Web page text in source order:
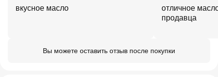
вкусное масло
отличное
продавца
Вы можете оставить отзыв после покупки